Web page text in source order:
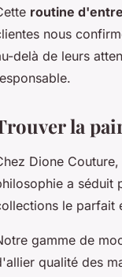
routine
nous
delà de leurs
la
Dione
a séduit
le parfait
gamme de
qualité des